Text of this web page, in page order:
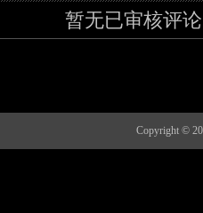
暂无已审核评
Copyright ©